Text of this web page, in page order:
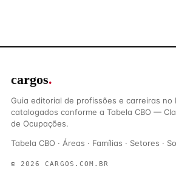
cargos.
Guia editorial de profissões e carreiras no
catalogados conforme a Tabela CBO —
de Ocupações.
Tabela CBO · Áreas · Famílias · Setores ·
© 2026 CARGOS.COM.BR